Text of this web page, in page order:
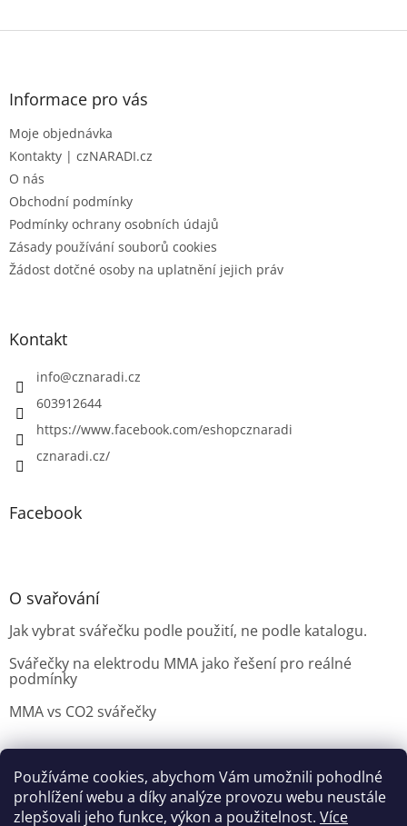
Používáme cookies, abychom Vám umožnili pohodlné
prohlížení webu a díky analýze provozu webu neustále
zlepšovali jeho funkce, výkon a použitelnost. Více
Z
Informace pro vás
Moje objednávka
Kontakty | czNARADI.cz
O nás
Obchodní podmínky
Podmínky ochrany osobních údajů
Zásady používání souborů cookies
Žádost dotčné osoby na uplatnění jejich práv
Kontakt
info@cznaradi.cz
603912644
https://www.facebook.com/eshopcznaradi
cznaradi.cz/
Facebook
O svařování
Jak vybrat svářečku podle použití, ne podle katalogu.
Svářečky na elektrodu MMA jako řešení pro reálné
podmínky
MMA vs CO2 svářečky
Možnosti doručení Nakupovani Možností platby
Výběr svářečky